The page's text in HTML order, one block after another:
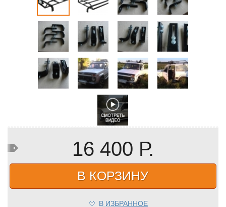
16 400 Р.
В КОРЗИНУ
В ИЗБРАННОЕ